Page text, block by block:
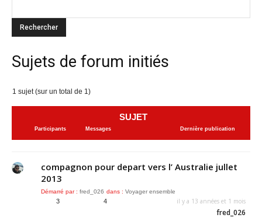
Sujets de forum initiés
1 sujet (sur un total de 1)
SUJET
Participants Messages Dernière publication
compagnon pour depart vers l’ Australie jullet
2013
Démarré par : fred_026 dans : Voyager ensemble
3 4 il y a 13 années et 1 mois
fred_026